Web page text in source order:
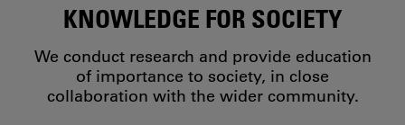
KNOWLEDGE FOR SOCIETY
We conduct research and provide education
of importance to society, in close
collaboration with the wider community.